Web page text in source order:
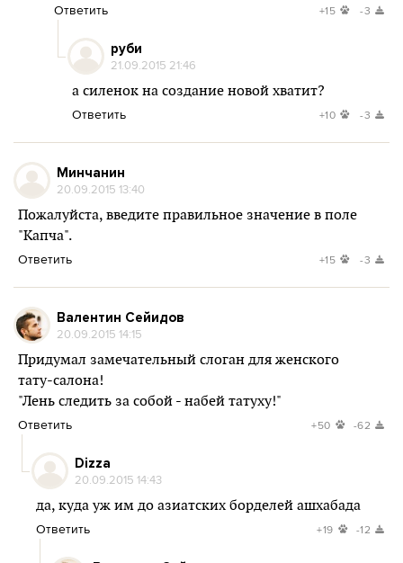
Ответить +15 -3
руби
21.09.2015 21:46
а силенок на создание новой хватит?
Ответить +10 -3
Минчанин
20.09.2015 13:40
Пожалуйста, введите правильное значение в поле
"Капча".
Ответить +15 -3
Валентин Сейидов
20.09.2015 14:15
Придумал замечательный слоган для женского
тату-салона!
"Лень следить за собой - набей татуху!"
Ответить +50 -62
Dizza
20.09.2015 14:43
да, куда уж им до азиатских борделей ашхабада
Ответить +19 -12